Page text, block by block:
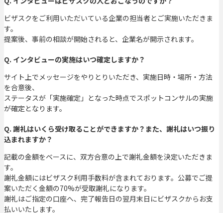
ビザスクをご利用いただいている企業の担当者とご実施いただきま
す。
提案後、事前の相談が開始されると、企業名が開示されます。
Q. インタビューの実施はいつ確定しますか？
サイト上でメッセージをやりとりいただき、実施日時・場所・方法
を合意後、
ステータスが「実施確定」となった時点でスポットコンサルの実施
が確定となります。
Q. 謝礼はいくら受け取ることができますか？また、謝礼はいつ振り
込まれますか？
記載の金額をベースに、双方合意の上で謝礼金額を決定いただきま
す。
謝礼金額にはビザスク利用手数料が含まれております。公募でご提
案いただく金額の70%が受取謝礼になります。
謝礼はご指定の口座へ、完了報告日の翌月末日にビザスクからお支
払いいたします。